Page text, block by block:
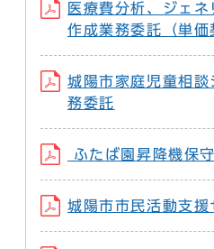
医療費分析、ジェ
作成業務委託（単価
城陽市家庭児童相
務委託
ふたば園昇降機保
城陽市市民活動支